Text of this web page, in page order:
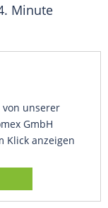
Minute
unserer
GmbH
Klick anzeigen